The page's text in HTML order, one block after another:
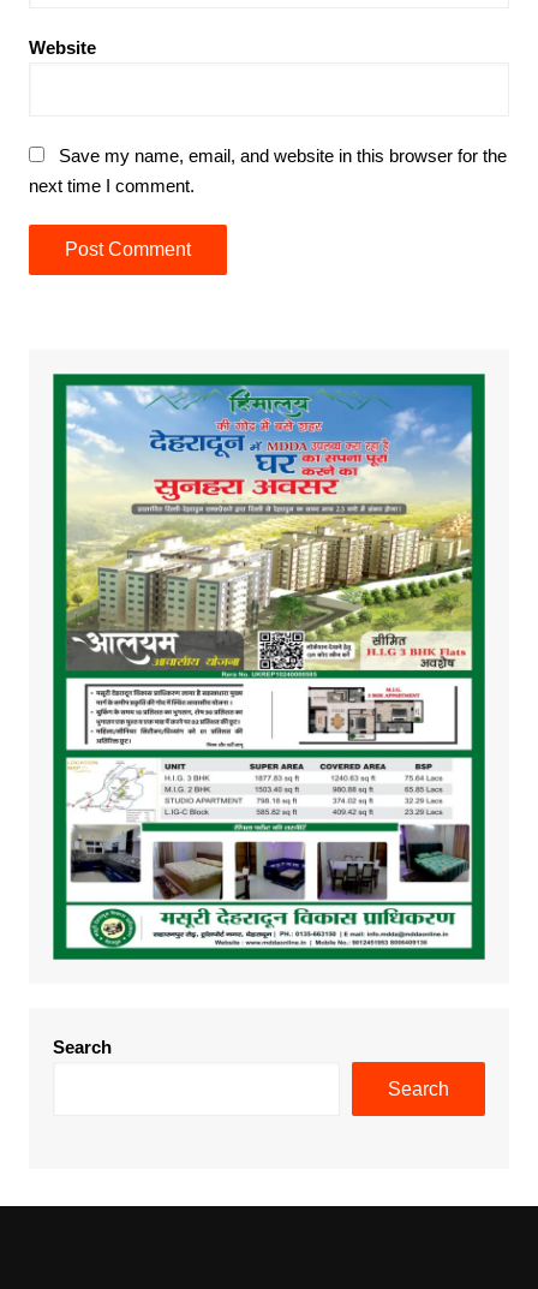
Website
Save my name, email, and website in this browser for the
next time I comment.
Search
Search